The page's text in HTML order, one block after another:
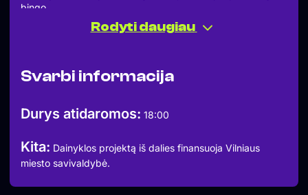
bingo.
Kviečiame registruotis:
https://forms.gle/P4ic1zKEftYhhuEt9
grynais.
prizai, aplodismentai ir šlovė.
18:00 — DOORS
19:00 — BAD BAD BINGO su Luka Mokka
21:00 — FRESH BLOOD DJs
Ateik su draugais. Ateik vienas. Ateik, net jei bingo korteles
Rodyti daugiau
Svarbi informacija
Durys atidaromos: 18:00
Kita: Dainyklos projektą iš dalies finansuoja Vilniaus
miesto savivaldybė.